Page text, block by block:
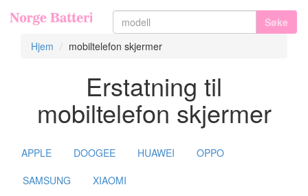
Søke
Hjem
mobiltelefon skjermer
Erstatning til
mobiltelefon skjermer
APPLE DOOGEE HUAWEI
OPPO
SAMSUNG
XIAOMI